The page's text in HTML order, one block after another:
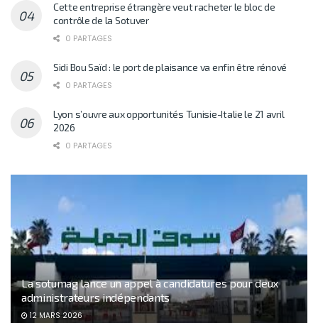
Cette entreprise étrangère veut racheter le bloc de
contrôle de la Sotuver
0 PARTAGES
Sidi Bou Saïd : le port de plaisance va enfin être rénové
0 PARTAGES
Lyon s’ouvre aux opportunités Tunisie-Italie le 21 avril
2026
0 PARTAGES
La sotumag lance un appel à candidatures pour deux
administrateurs indépendants
12 MARS 2026